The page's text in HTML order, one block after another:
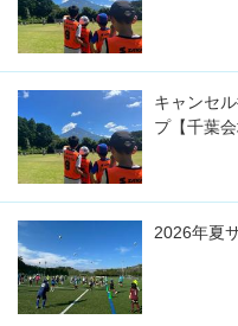
キャンセ
プ【千葉会
2026年夏